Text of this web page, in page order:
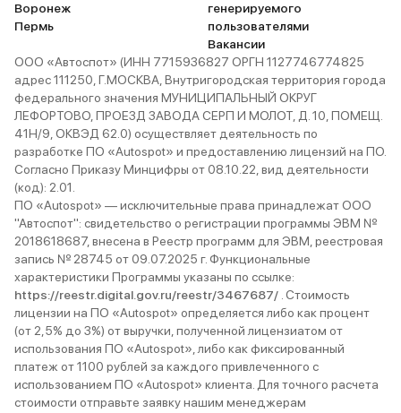
Воронеж
Пермь
генерируемого
пользователями
Вакансии
ООО «Автоспот» (ИНН 7715936827 ОРГН 1127746774825
адрес 111250, Г.МОСКВА, Внутригородская территория города
федерального значения МУНИЦИПАЛЬНЫЙ ОКРУГ
ЛЕФОРТОВО, ПРОЕЗД ЗАВОДА СЕРП И МОЛОТ, Д. 10, ПОМЕЩ.
41Н/9, ОКВЭД 62.0) осуществляет деятельность по
разработке ПО «Autospot» и предоставлению лицензий на ПО.
Согласно Приказу Минцифры от 08.10.22, вид деятельности
(код): 2.01.
ПО «Autospot» — исключительные права принадлежат ООО
"Автоспот": свидетельство о регистрации программы ЭВМ №
2018618687, внесена в Реестр программ для ЭВМ, реестровая
запись № 28745 от 09.07.2025 г. Функциональные
характеристики Программы указаны по ссылке:
https://reestr.digital.gov.ru/reestr/3467687/ . Стоимость
лицензии на ПО «Autospot» определяется либо как процент
(от 2,5% до 3%) от выручки, полученной лицензиатом от
использования ПО «Autospot», либо как фиксированный
платеж от 1100 рублей за каждого привлеченного с
использованием ПО «Autospot» клиента. Для точного расчета
стоимости отправьте заявку нашим менеджерам